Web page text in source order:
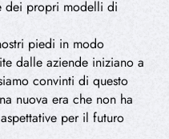
dei propri modelli di
piedi in modo
dalle aziende iniziano a
convinti di questo
nuova era che non ha
per il futuro